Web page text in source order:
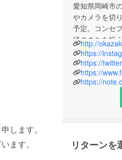
します。
ます。
愛知県岡崎市
やカメラを切
予定。コンセ
崎のまちを捉
http://
https://
https://
https://
リターンを